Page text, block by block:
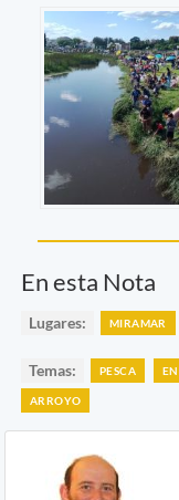
En esta Nota
Lugares: MIRAMAR
Temas: PESCA
ARROYO